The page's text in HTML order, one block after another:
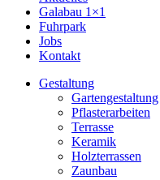
Galabau 1×1
Fuhrpark
Jobs
Kontakt
Gestaltung
Gartengestaltung
Pflasterarbeiten
Terrasse
Keramik
Holzterrassen
Zaunbau